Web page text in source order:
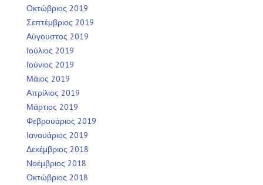
Οκτώβριος 2019
Σεπτέμβριος 2019
Αύγουστος 2019
Ιούλιος 2019
Ιούνιος 2019
Μάιος 2019
Απρίλιος 2019
Μάρτιος 2019
Φεβρουάριος 2019
Ιανουάριος 2019
Δεκέμβριος 2018
Νοέμβριος 2018
Οκτώβριος 2018